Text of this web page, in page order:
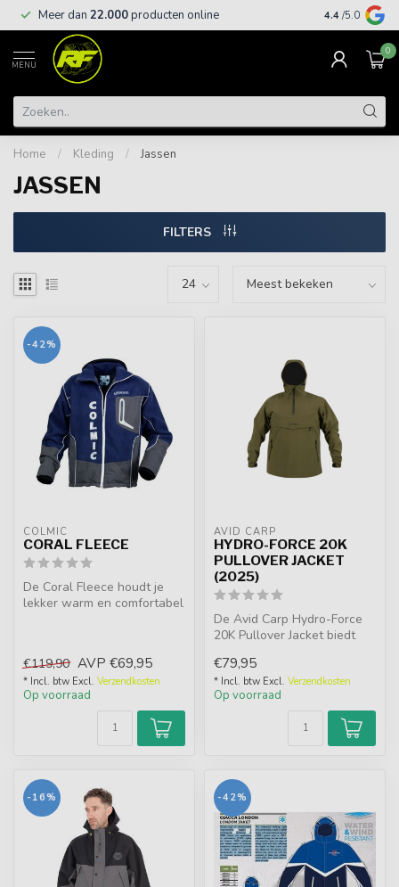
Meer dan 22.000producten online Gratis
4.4 /5.0
MENU
0
Home / Kleding / Jassen
JASSEN
FILTERS
-42%
COLMIC
CORAL FLEECE
De Coral Fleece houdt je
lekker warm en comfortabel
€119,90 AVP €69,95
* Incl. btw Excl. Verzendkosten
Op voorraad
AVID CARP
HYDRO-FORCE 20K
PULLOVER JACKET
(2025)
De Avid Carp Hydro-Force
20K Pullover Jacket biedt
...
€79,95
* Incl. btw Excl. Verzendkosten
Op voorraad
-16% -42%